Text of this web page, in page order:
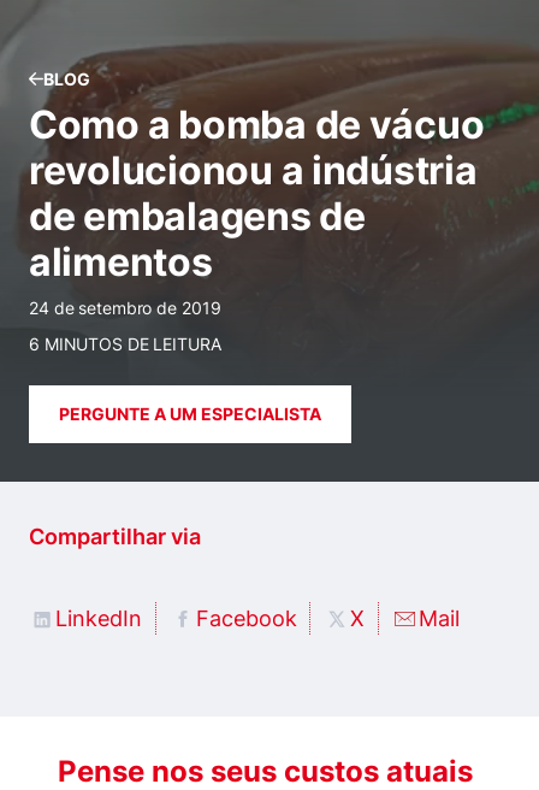
BLOG
Como a bomba de vácuo
revolucionou a indústria
de embalagens de
alimentos
24 de setembro de 2019
6 MINUTOS DE LEITURA
PERGUNTE A UM ESPECIALISTA
Compartilhar via
LinkedIn Facebook X Mail
Pense nos seus custos atuais